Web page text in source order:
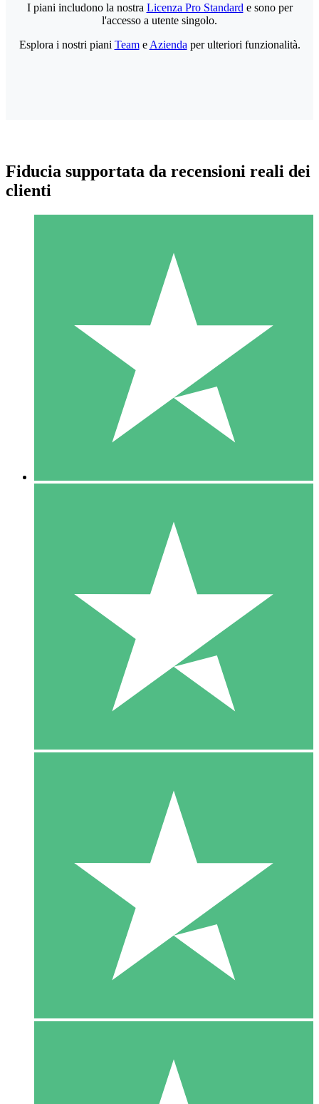
Pacchetti di Crediti Individuali
Paga a consumo con crediti di download. Nessun impegno
1 Download
10
US$1500
10 Download
20
I piani includono la nostra Licenza Pro Standard e sono per
l'accesso a utente singolo.
Esplora i nostri piani Teame Azienda per ulteriori funzionalità.
Fiducia supportata da recensioni reali dei
clienti